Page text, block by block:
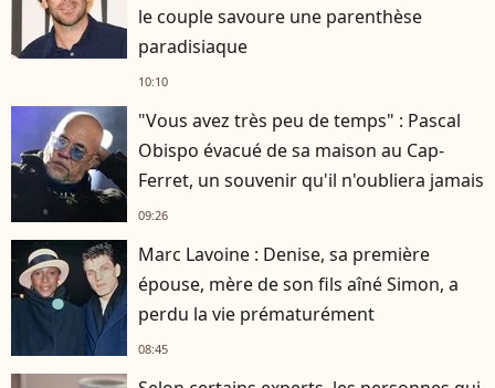
le couple savoure une parenthèse
paradisiaque
10:10
"Vous avez très peu de temps" : Pascal
Obispo évacué de sa maison au Cap-
Ferret, un souvenir qu'il n'oubliera jamais
09:26
Marc Lavoine : Denise, sa première
épouse, mère de son fils aîné Simon, a
perdu la vie prématurément
08:45